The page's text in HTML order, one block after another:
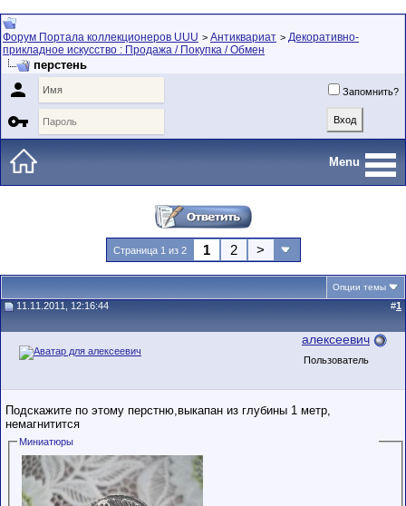
Форум Портала коллекционеров UUU > Антиквариат > Декоративно-
прикладное искусство : Продажа / Покупка / Обмен
перстень
 Запомнить?

Menu
Страница 1 из 2 1 2 >
Опции темы
11.11.2011, 12:16:44 #1
алексеевич
Пользователь
Подскажите по этому перстню,выкапан из глубины 1 метр,
немагнитится
Миниатюры